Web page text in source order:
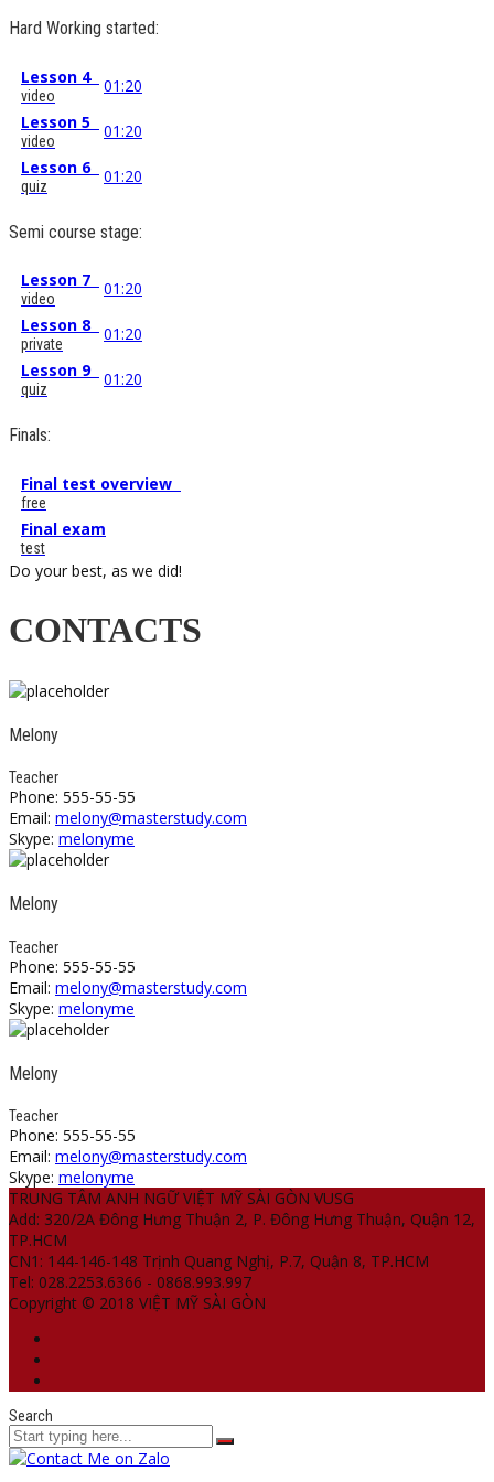
Hard Working started:
Lesson 4
video
01:20
Lesson 5
video
01:20
Lesson 6
quiz 01:20
Semi course stage:
Lesson 7
video
01:20
Lesson 8
private
01:20
Lesson 9
quiz 01:20
Finals:
Final test overview
free
Final exam
test
Do your best, as we did!
CONTACTS
Melony
Teacher
Phone: 555-55-55
Email: melony@masterstudy.com
Skype: melonyme
Melony
Teacher
Phone: 555-55-55
Email: melony@masterstudy.com
Skype: melonyme
Melony
Teacher
Phone: 555-55-55
Email: melony@masterstudy.com
Skype: melonyme
TRUNG TÂM ANH NGỮ VIỆT MỸ SÀI GÒN VUSG
Add: 320/2A Đông Hưng Thuận 2, P. Đông Hưng Thuận, Quận 12,
TP.HCM
CN1: 144-146-148 Trịnh Quang Nghị, P.7, Quận 8, TP.HCM
Tel: 028.2253.6366 - 0868.993.997
Copyright © 2018 VIỆT MỸ SÀI GÒN
Search